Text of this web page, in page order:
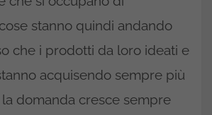
stanno quindi andando
che i prodotti da loro ideati e
acquisendo sempre più
la domanda cresce sempre